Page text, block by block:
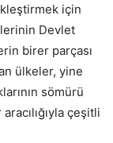
için
Devlet
birer parçası
ülkeler, yine
sömürü
çeşitli